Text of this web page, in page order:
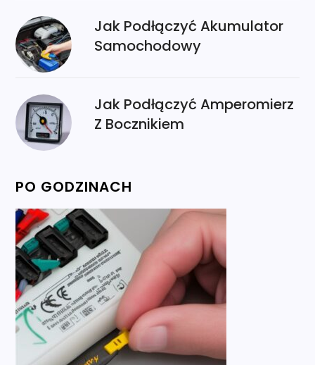
Jak Podłączyć Akumulator
Samochodowy
Jak Podłączyć Amperomierz
Z Bocznikiem
PO GODZINACH